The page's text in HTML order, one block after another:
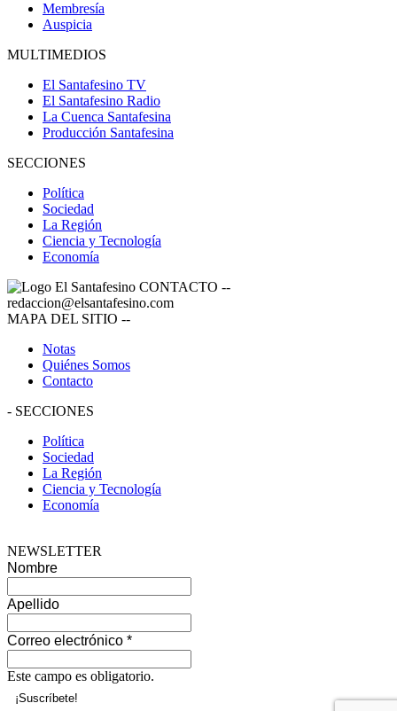
Membresía
Auspicia
MULTIMEDIOS
El Santafesino TV
El Santafesino Radio
La Cuenca Santafesina
Producción Santafesina
SECCIONES
Política
Sociedad
La Región
Ciencia y Tecnología
Economía
CONTACTO --
redaccion@elsantafesino.com
MAPA DEL SITIO --
Notas
Quiénes Somos
Contacto
- SECCIONES
Política
Sociedad
La Región
Ciencia y Tecnología
Economía
NEWSLETTER
Nombre
Apellido
Correo electrónico *
Este campo es obligatorio.